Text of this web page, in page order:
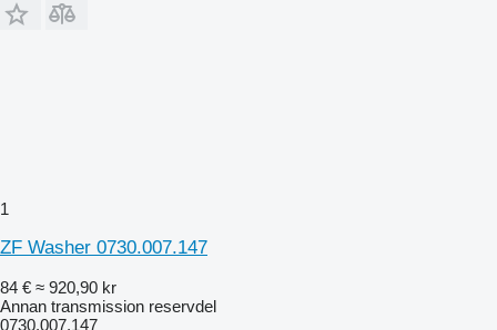
1
ZF Washer 0730.007.147
84 € ≈ 920,90 kr
Annan transmission reservdel
0730.007.147